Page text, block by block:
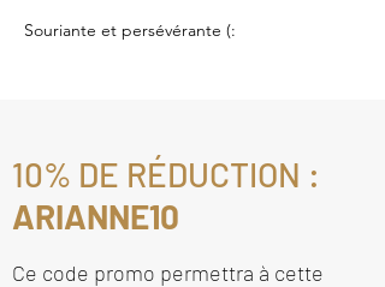
Souriante et persévérante (:
10% DE RÉDUCTION :
ARIANNE10
Ce code promo permettra à cette